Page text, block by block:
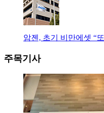
암젠, 초기 비만에셋 “
주목기사